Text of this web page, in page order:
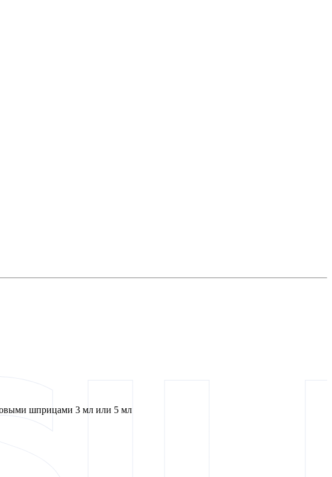
шприцами 3 мл или 5 мл